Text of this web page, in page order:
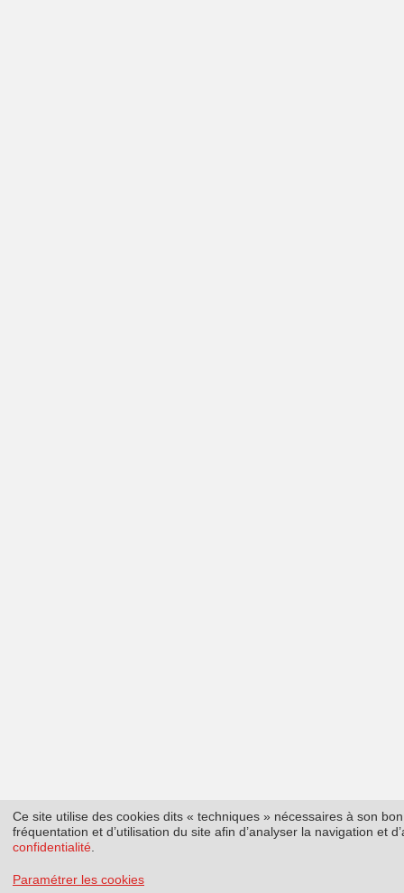
Ce site utilise des cookies dits « techniques » nécessaires à son
fréquentation et d’utilisation du site afin d’analyser la navigation et
confidentialité
Paramétrer les cookies